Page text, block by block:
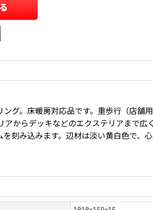
グ。床暖房対応品です。重歩行（店舗用
からデッキなどのエクステリアまで広
刻み込みます。辺材は淡い黄白色で、